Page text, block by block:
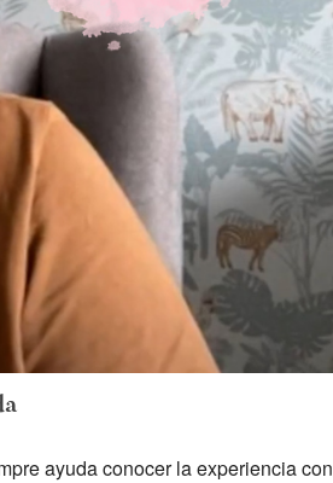
ayuda conocer la experiencia con